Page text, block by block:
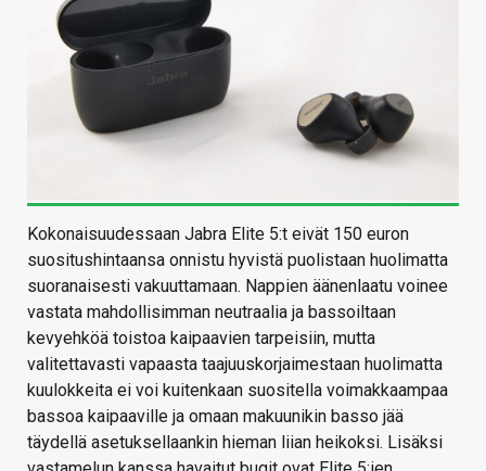
Kokonaisuudessaan Jabra Elite 5:t eivät 150 euron
suositushintaansa onnistu hyvistä puolistaan huolimatta
suoranaisesti vakuuttamaan. Nappien äänenlaatu voinee
vastata mahdollisimman neutraalia ja bassoiltaan
kevyehköä toistoa kaipaavien tarpeisiin, mutta
valitettavasti vapaasta taajuuskorjaimestaan huolimatta
kuulokkeita ei voi kuitenkaan suositella voimakkaampaa
bassoa kaipaaville ja omaan makuunikin basso jää
täydellä asetuksellaankin hieman liian heikoksi. Lisäksi